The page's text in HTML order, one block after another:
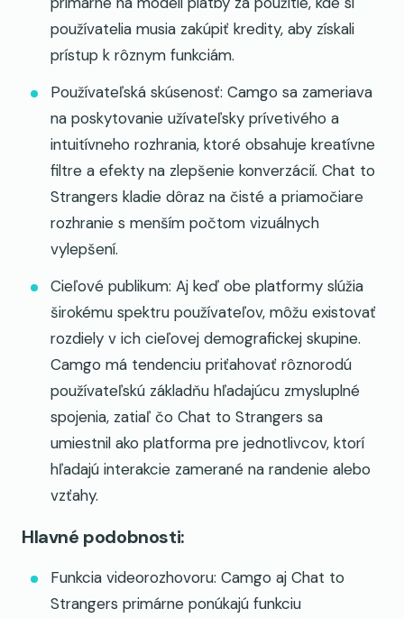
používatelia musia zakúpiť kredity, aby získali
prístup k rôznym funkciám.
Používateľská skúsenosť: Camgo sa zameriava
na poskytovanie užívateľsky prívetivého a
intuitívneho rozhrania, ktoré obsahuje kreatívne
filtre a efekty na zlepšenie konverzácií. Chat to
Strangers kladie dôraz na čisté a priamočiare
rozhranie s menším počtom vizuálnych
vylepšení.
Cieľové publikum: Aj keď obe platformy slúžia
širokému spektru používateľov, môžu existovať
rozdiely v ich cieľovej demografickej skupine.
Camgo má tendenciu priťahovať rôznorodú
používateľskú základňu hľadajúcu zmysluplné
spojenia, zatiaľ čo Chat to Strangers sa
umiestnil ako platforma pre jednotlivcov, ktorí
hľadajú interakcie zamerané na randenie alebo
vzťahy.
Hlavné podobnosti:
Funkcia videorozhovoru: Camgo aj Chat to
Strangers primárne ponúkajú funkciu